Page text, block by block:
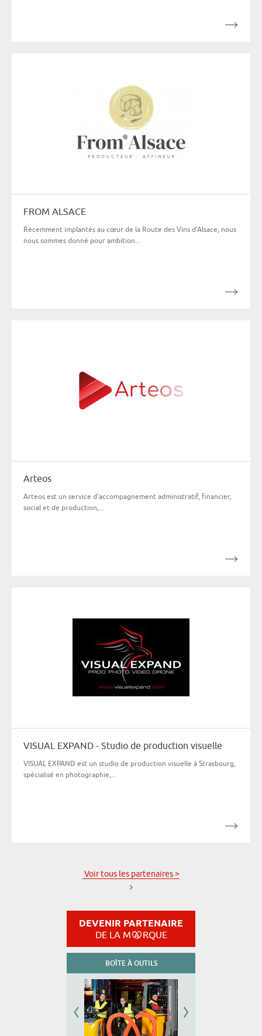
FROM ALSACE
Récemment implantés au cœur de la Route des Vins d'Alsace, nous
nous sommes donné pour ambition...
Arteos
Arteos est un service d'accompagnement administratif, financier,
social et de production,...
VISUAL EXPAND - Studio de production visuelle
VISUAL EXPAND est un studio de production visuelle à Strasbourg,
spécialisé en photographie,...
Voir tous les partenaires >
DEVENIR PARTENAIRE
DE LA M RQUE
BOÎTE À OUTILS